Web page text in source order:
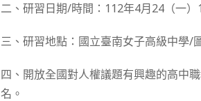
二、研習日期/時間：112年4月24（一）
三、研習地點：國立臺南女子高級中學/
四、開放全國對人權議題有興趣的高中
名。